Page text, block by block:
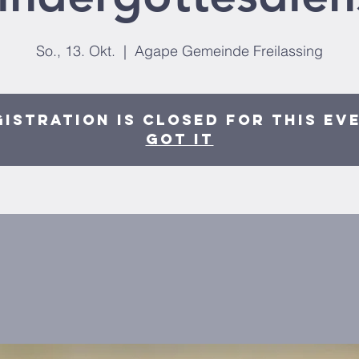
So., 13. Okt.
  |
Agape Gemeinde Freilassing
is closed for this
Got It